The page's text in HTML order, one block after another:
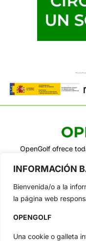
INFORMACIÓN
Bienvenida/o a la
la página web
OPENGOLF
Una cookie o galleta
OpenGolf ofrece
Jon Rahm, LIV Golf,
Categorias
Inicio
Actualidad
Amateurs